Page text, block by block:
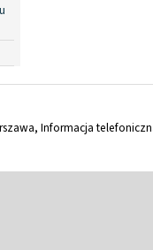
Informacja